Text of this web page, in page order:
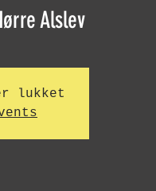
Alslev
lukket